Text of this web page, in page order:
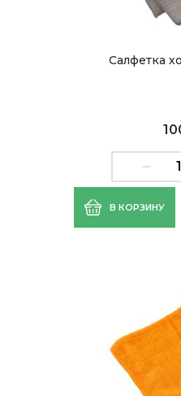
Салфетка
В КОРЗИНУ